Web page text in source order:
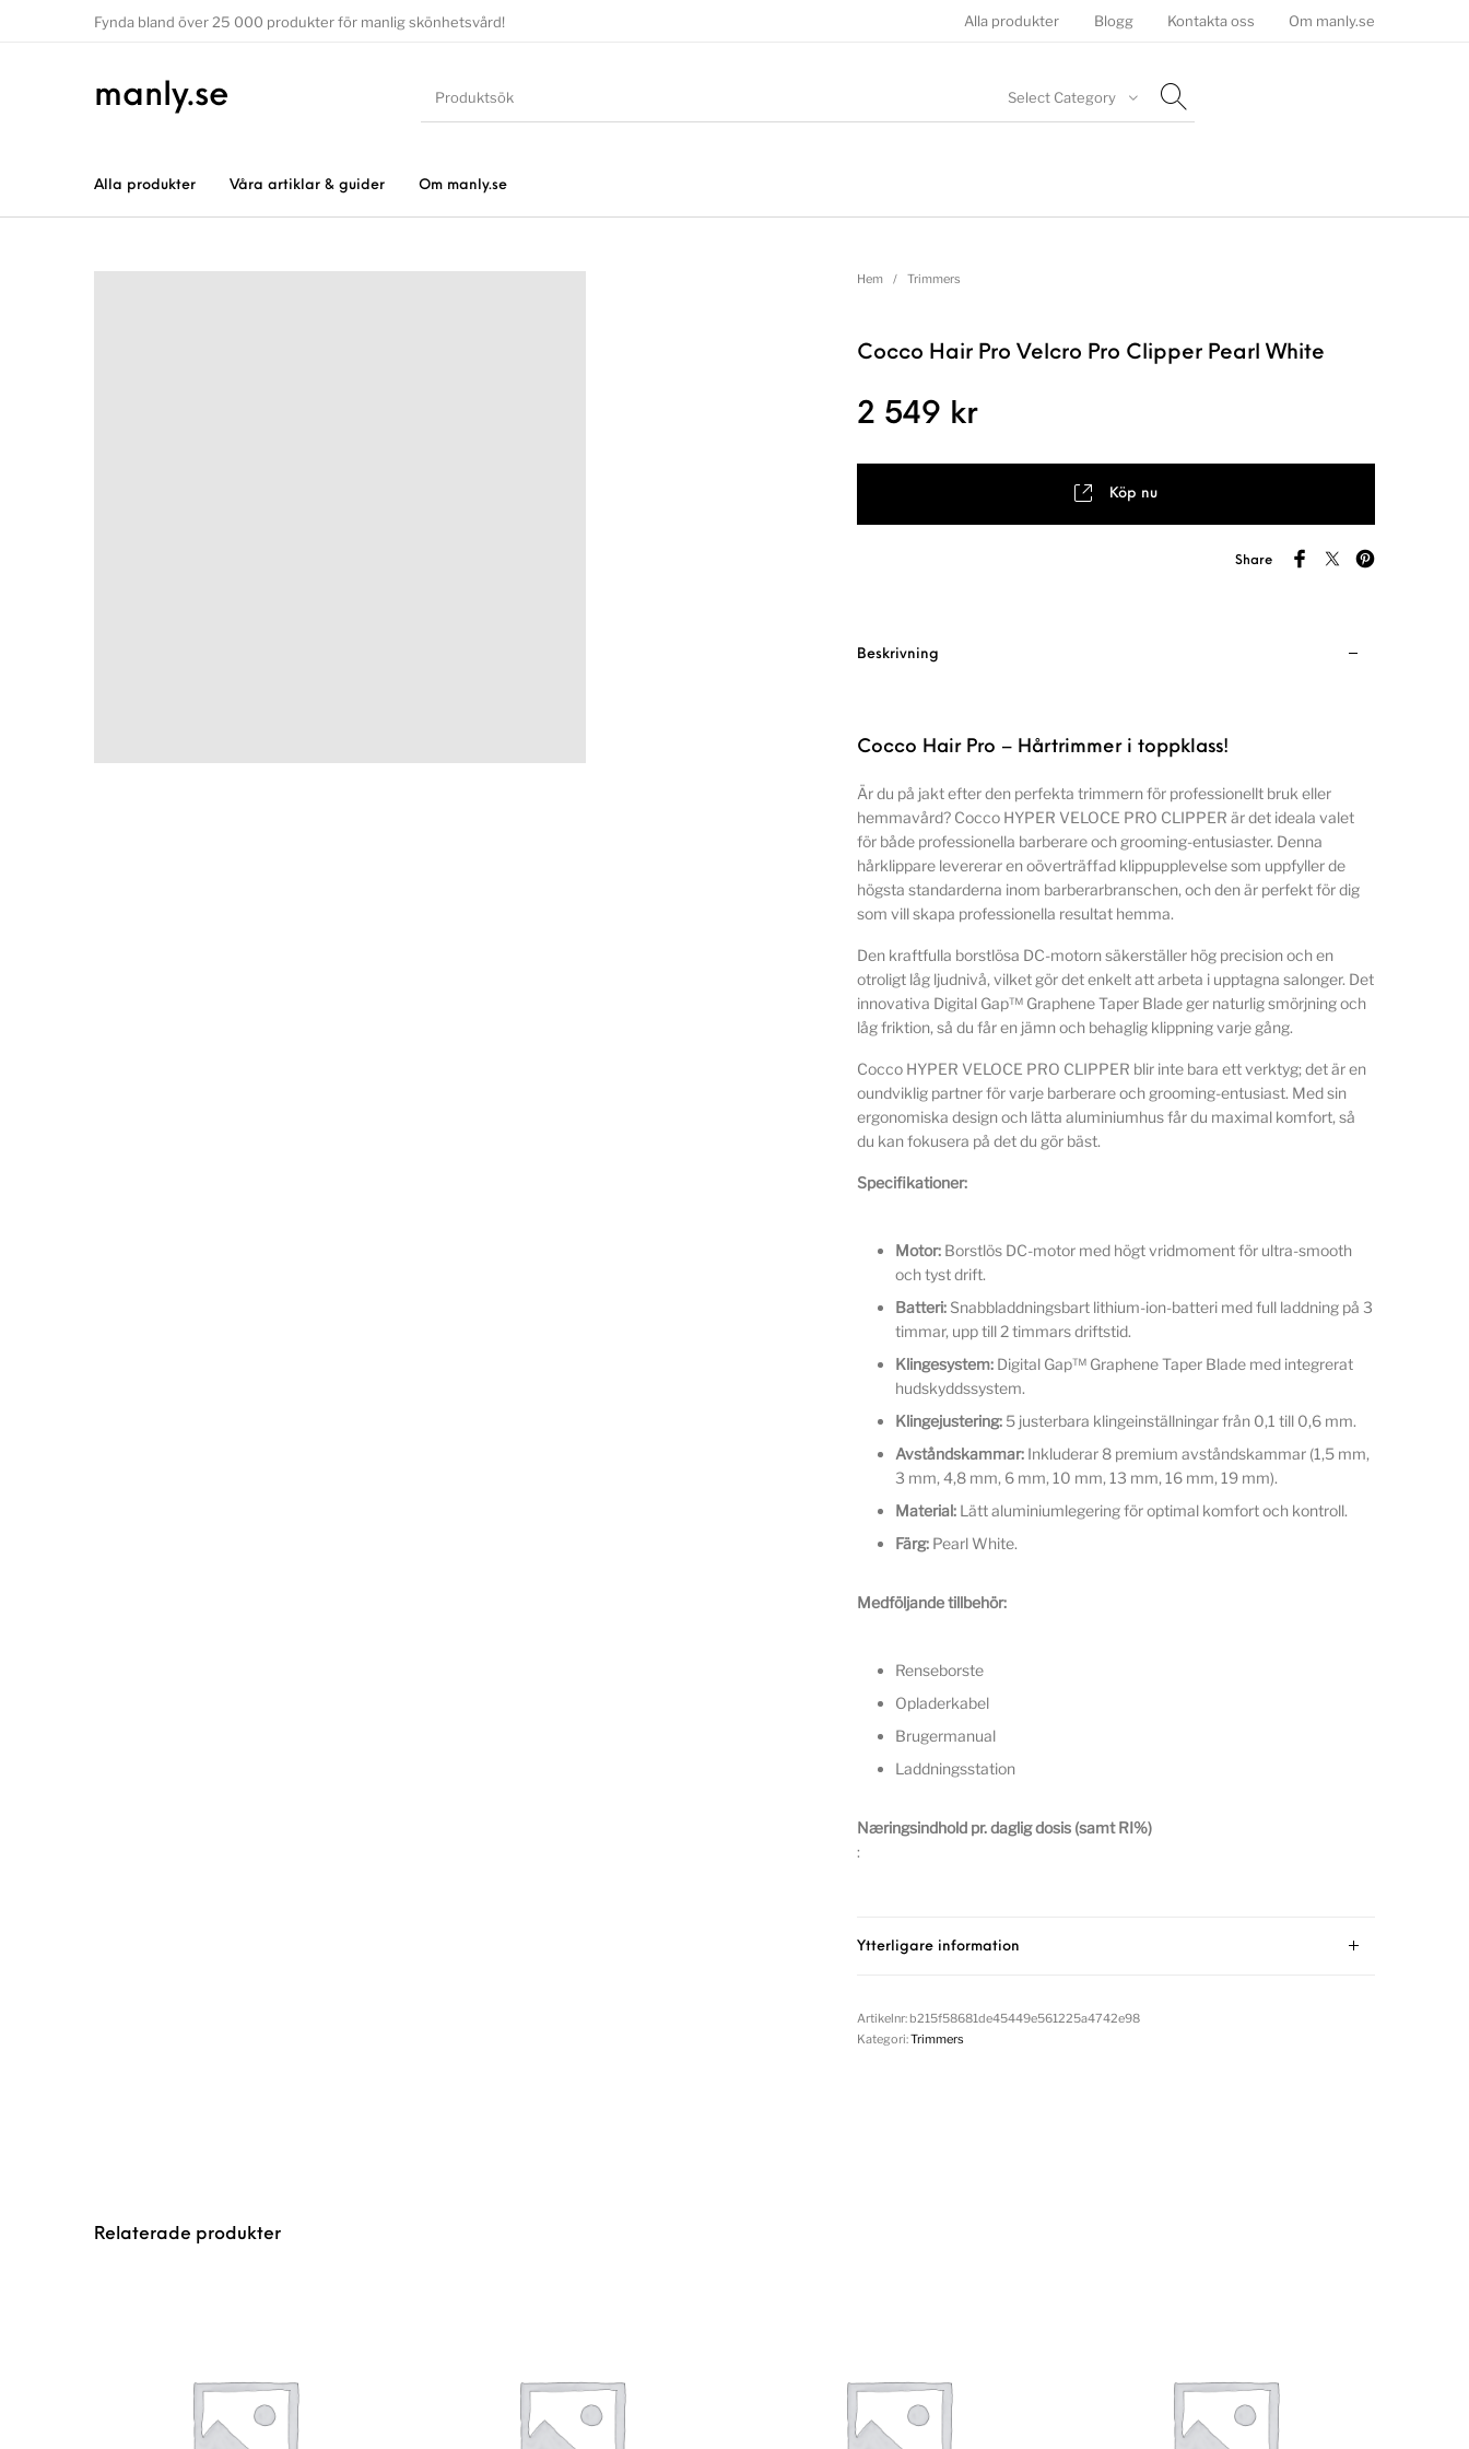
Fynda bland över 25 000 produkter för manlig skönhetsvård! Alla produkter Blogg Kontakta oss Om manly.se
manly.se Select Category
Alla produkter Våra artiklar & guider Om manly.se
Hem / Trimmers
Cocco Hair Pro Velcro Pro Clipper Pearl White
2 549 kr
Köp nu
Share
Beskrivning
Cocco Hair Pro – Hårtrimmer i toppklass!
Är du på jakt efter den perfekta trimmern för professionellt bruk eller
hemmavård? Cocco HYPER VELOCE PRO CLIPPER är det ideala valet
för både professionella barberare och grooming-entusiaster. Denna
hårklippare levererar en oöverträffad klippupplevelse som uppfyller de
högsta standarderna inom barberarbranschen, och den är perfekt för dig
som vill skapa professionella resultat hemma.
Den kraftfulla borstlösa DC-motorn säkerställer hög precision och en
otroligt låg ljudnivå, vilket gör det enkelt att arbeta i upptagna salonger. Det
innovativa Digital Gap™ Graphene Taper Blade ger naturlig smörjning och
låg friktion, så du får en jämn och behaglig klippning varje gång.
Cocco HYPER VELOCE PRO CLIPPER blir inte bara ett verktyg; det är en
oundviklig partner för varje barberare och grooming-entusiast. Med sin
ergonomiska design och lätta aluminiumhus får du maximal komfort, så
du kan fokusera på det du gör bäst.
Specifikationer:
Motor:Borstlös DC-motor med högt vridmoment för ultra-smooth
och tyst drift.
Batteri:Snabbladdningsbart lithium-ion-batteri med full laddning på 3
timmar, upp till 2 timmars driftstid.
Klingesystem:Digital Gap™ Graphene Taper Blade med integrerat
hudskyddssystem.
Klingejustering:5 justerbara klingeinställningar från 0,1 till 0,6 mm.
Avståndskammar:Inkluderar 8 premium avståndskammar (1,5 mm,
3 mm, 4,8 mm, 6 mm, 10 mm, 13 mm, 16 mm, 19 mm).
Material:Lätt aluminiumlegering för optimal komfort och kontroll.
Färg:Pearl White.
Medföljande tillbehör:
Renseborste
Opladerkabel
Brugermanual
Laddningsstation
Næringsindhold pr. daglig dosis (samt RI%)
:
Ytterligare information
Artikelnr: b215f58681de45449e561225a4742e98
Kategori:Trimmers
Relaterade produkter